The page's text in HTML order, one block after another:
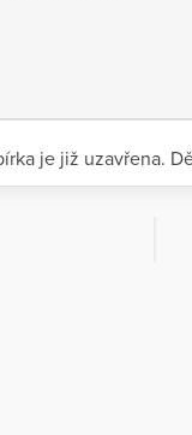
je již uzavřena.